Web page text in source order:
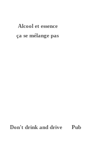
Alcool et essence
ça se mélange pas
Don't drink and drive Pub